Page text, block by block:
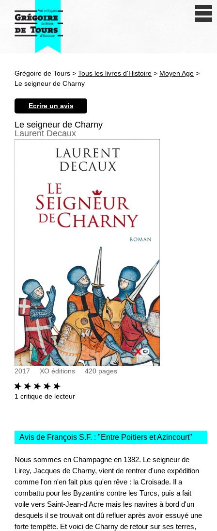
Antiquité
Epoque moderne
XXe siècle
Thématiques
Grégoire de Tours > Tous les livres d'Histoire > Moyen Age >
Le seigneur de Charny
Ecrire un avis
Le seigneur de Charny
Laurent Decaux
2017 XO éditions 420 pages
1 critique de lecteur
Avis de François S.F. : "Entre Poitiers et Azincourt"
Nous sommes en Champagne en 1382. Le seigneur de
Lirey, Jacques de Charny, vient de rentrer d'une expédition
comme l'on n'en fait plus qu'en rêve : la Croisade. Il a
combattu pour les Byzantins contre les Turcs, puis a fait
voile vers Saint-Jean-d'Acre mais les navires à bord d'un
desquels il se trouvait ont dû refluer après avoir essuyé une
forte tempête. Et voici de Charny de retour sur ses terres,